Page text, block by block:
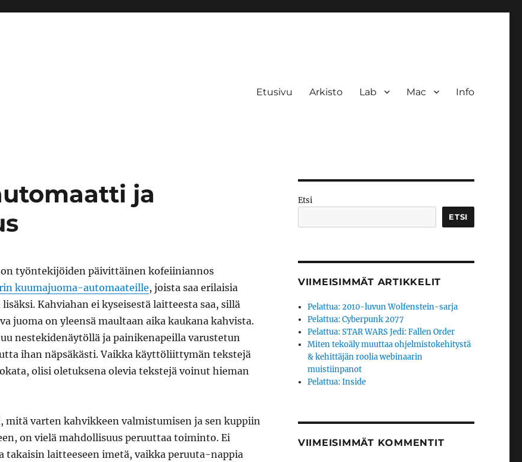
Etusivu Arkisto Lab Mac Info
ja
on työntekijöiden päivittäinen kofeiiniannos
kuumajuoma-automaateille, joista saa erilaisia
Kahviahan ei kyseisestä laitteesta saa, sillä
juoma on yleensä maultaan aika kaukana kahvista.
nestekidenäytöllä ja painikenapeilla varustetun
ihan näpsäkästi. Vaikka käyttöliittymän tekstejä
olisi oletuksena olevia tekstejä voinut hieman
mitä varten kahvikkeen valmistumisen ja sen kuppiin
on vielä mahdollisuus peruuttaa toiminto. Ei
takaisin laitteeseen imetä, vaikka peruuta-nappia
Etsi
ETSI
VIIMEISIMMÄT ARTIKKELIT
Pelattua: 2010-luvun Wolfenstein-sarja
Pelattua: Cyberpunk 2077
Pelattua: STAR WARS Jedi: Fallen Order
Miten tekoäly muuttaa ohjelmistokehitystä
& kehittäjän roolia webinaarin
muistiinpanot
Pelattua: Inside
VIIMEISIMMÄT KOMMENTIT